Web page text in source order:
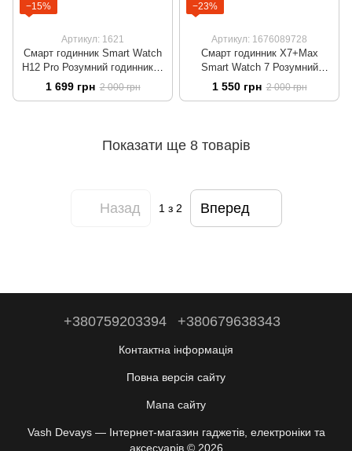
−15%
Артикул: 1621
Смарт годинник Smart Watch
H12 Pro Розумний годинник із
сенсорним екраном та
голосовим зв'язком Рожевий
1 699 грн 2 000 грн
−23%
Артикул: 1676089728
Смарт годинник X7+Max
Smart Watch 7 Розумний
годинник із сенсорним
екраном та голосовим
1 550 грн 2 000 грн
Показати ще 8 товарів
Назад 1з 2 Вперед
+380759203394 +380679638343
Контактна інформація
Повна версія сайту
Мапа сайту
Vash Devays — Інтернет-магазин гаджетів, електроніки та
аксесуарів © 2026